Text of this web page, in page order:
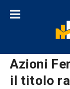
Azioni
il titolo